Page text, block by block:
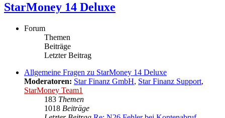
StarMoney 14 Deluxe
Forum
Themen
Beiträge
Letzter Beitrag
Allgemeine Fragen zu StarMoney 14 Deluxe
Moderatoren: Star Finanz GmbH, Star Finanz Support,
StarMoney Team1
183 Themen
1018 Beiträge